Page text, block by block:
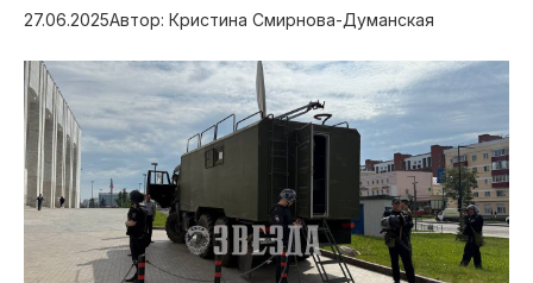
Инфраструктура
Благоустройство
27.06.2025Автор: Кристина Смирнова-Думанская